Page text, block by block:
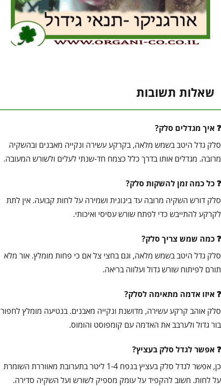
שאלות תשובות
איך מגדלים סלק?
סלק גדל היטב בשמש מלאה, בקרקע עשירה ונקייה מאבנים ובהשקיה
מרובה. מגדלים אותו בדרך כלל כצמח חד-שנתי לעלים ולשורש המעובה.
כל כמה זמן להשקות סלק?
סלק דורש השקיה מרובה עד בינונית ושמירה על לחות קבועה. אין לתת
לקרקע להתייבש כדי לפתח שורש עסיסי ואיכותי.
כמה שמש צריך סלק?
סלק גדל היטב בשמש מלאה, וגם בחצי צל אם כי פחות מומלץ. אור מלא
תורם לפיתוח שורש גדול ועלווה בריאה.
איזו אדמה מתאימה לסלק?
סלק אוהב קרקע עשירה, מדושנת ונקייה מאבנים. בנטיעה מומלץ לחפור
בור גדול ולערבב את האדמה עם קומפוסט והומוס.
אפשר לגדל סלק בעציץ?
כן, אפשר לגדל סלק בעציץ בנפח 1-4 ליטר בתערובת מאווררת השומרת
על לחות. חשוב להקפיד על עומק מספיק לשורש ועל השקיה סדירה.